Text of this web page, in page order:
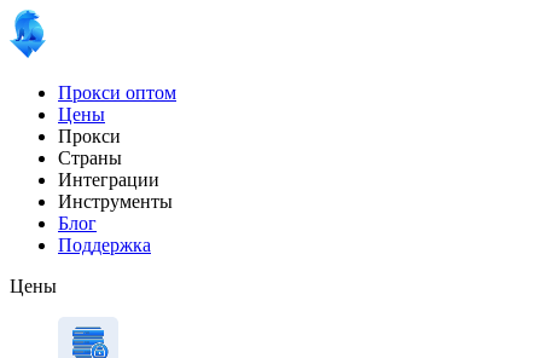
Прокси оптом
Цены
Прокси
Страны
Интеграции
Инструменты
Блог
Поддержка
Цены